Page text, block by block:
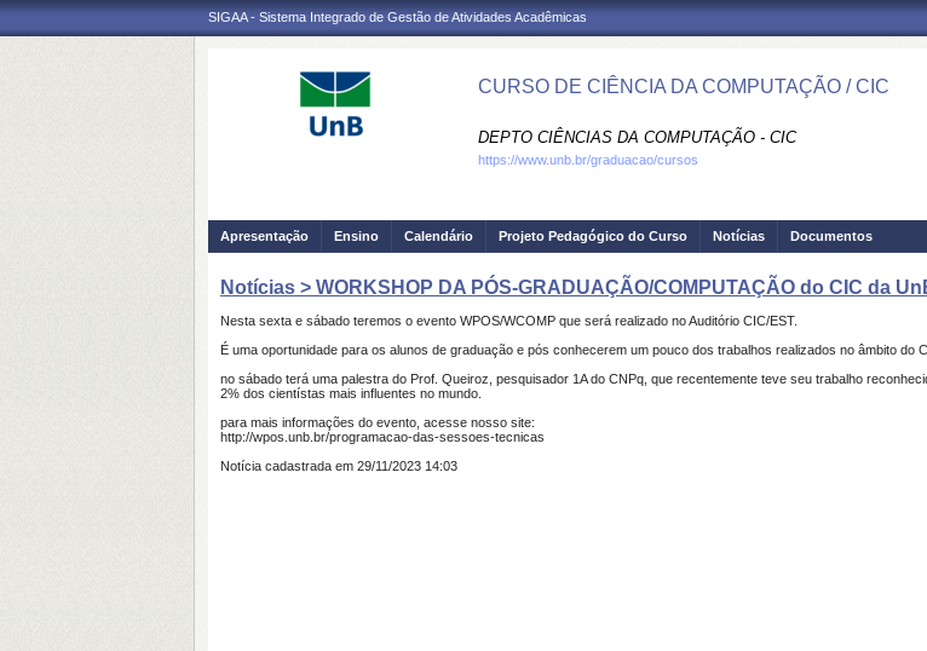
SIGAA - Sistema Integrado de Gestão de Atividades Acadêmicas
CURSO DE CIÊNCIA DA COMPUTAÇÃO / CIC
DEPTO CIÊNCIAS DA COMPUTAÇÃO - CIC
https://www.unb.br/graduacao/cursos
Apresentação Ensino Calendário Projeto Pedagógico do Curso Notícias Documentos
Notícias > WORKSHOP DA PÓS-GRADUAÇÃO/COMPUTAÇÃO do CIC da
Nesta sexta e sábado teremos o evento WPOS/WCOMP que será realizado no Auditório CIC/EST.
É uma oportunidade para os alunos de graduação e pós conhecerem um pouco dos trabalhos realizados no âmbito do
no sábado terá uma palestra do Prof. Queiroz, pesquisador 1A do CNPq, que recentemente teve seu trabalho
2% dos cientístas mais influentes no mundo.
para mais informações do evento, acesse nosso site:
http://wpos.unb.br/programacao-das-sessoes-tecnicas
Notícia cadastrada em 29/11/2023 14:03